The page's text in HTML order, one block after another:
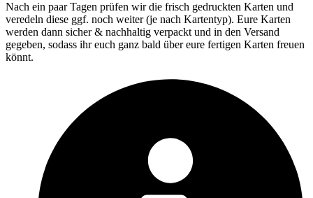
Nach ein paar Tagen prüfen wir die frisch gedruckten Karten und
veredeln diese ggf. noch weiter (je nach Kartentyp). Eure Karten
werden dann sicher & nachhaltig verpackt und in den Versand
gegeben, sodass ihr euch ganz bald über eure fertigen Karten freuen
könnt.